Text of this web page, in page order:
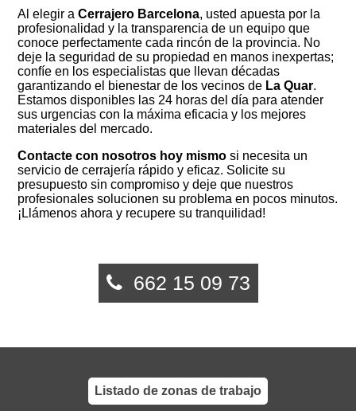
Al elegir aCerrajero Barcelona, usted apuesta por la
profesionalidad y la transparencia de un equipo que
conoce perfectamente cada rincón de la provincia. No
deje la seguridad de su propiedad en manos inexpertas;
confíe en los especialistas que llevan décadas
garantizando el bienestar de los vecinos de La Quar.
Estamos disponibles las 24 horas del día para atender
sus urgencias con la máxima eficacia y los mejores
materiales del mercado.
Contacte con nosotros hoy mismo si necesita un
servicio de cerrajería rápido y eficaz. Solicite su
presupuesto sin compromiso y deje que nuestros
profesionales solucionen su problema en pocos minutos.
¡Llámenos ahora y recupere su tranquilidad!
662 15 09 73
Listado de zonas de trabajo